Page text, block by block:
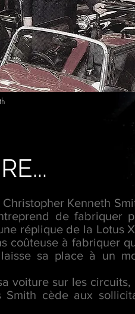
Kenneth
de fabriquer
réplique de la Lotus
coûteuse à fabriquer
sa place à un
voiture sur les
Smith cède aux